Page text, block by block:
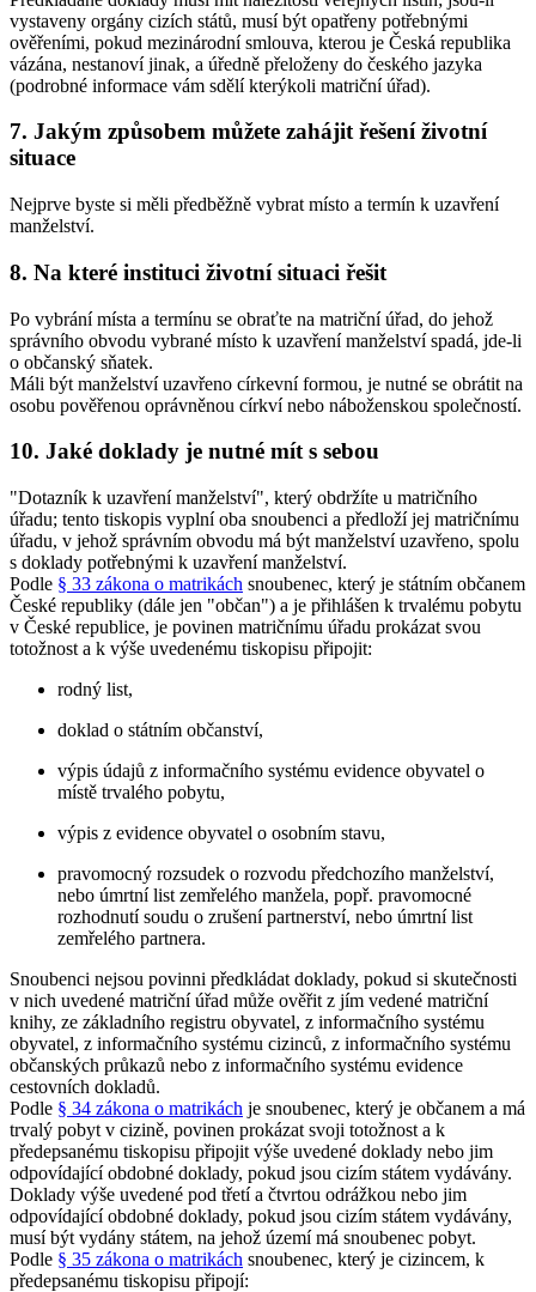
vystaveny orgány cizích států, musí být opatřeny potřebnými
ověřeními, pokud mezinárodní smlouva, kterou je Česká republika
vázána, nestanoví jinak, a úředně přeloženy do českého jazyka
(podrobné informace vám sdělí kterýkoli matriční úřad).
7. Jakým způsobem můžete zahájit řešení životní
situace
Nejprve byste si měli předběžně vybrat místo a termín k uzavření
manželství.
8. Na které instituci životní situaci řešit
Po vybrání místa a termínu se obraťte na matriční úřad, do jehož
správního obvodu vybrané místo k uzavření manželství spadá, jde-li
o občanský sňatek.
Máli být manželství uzavřeno církevní formou, je nutné se obrátit na
osobu pověřenou oprávněnou církví nebo náboženskou společností.
10. Jaké doklady je nutné mít s sebou
"Dotazník k uzavření manželství", který obdržíte u matričního
úřadu; tento tiskopis vyplní oba snoubenci a předloží jej matričnímu
úřadu, v jehož správním obvodu má být manželství uzavřeno, spolu
s doklady potřebnými k uzavření manželství.
Podle § 33 zákona o matrikách snoubenec, který je státním občanem
České republiky (dále jen "občan") a je přihlášen k trvalému pobytu
v České republice, je povinen matričnímu úřadu prokázat svou
totožnost a k výše uvedenému tiskopisu připojit:
rodný list,
doklad o státním občanství,
výpis údajů z informačního systému evidence obyvatel o
místě trvalého pobytu,
výpis z evidence obyvatel o osobním stavu,
pravomocný rozsudek o rozvodu předchozího manželství,
nebo úmrtní list zemřelého manžela, popř. pravomocné
rozhodnutí soudu o zrušení partnerství, nebo úmrtní list
zemřelého partnera.
Snoubenci nejsou povinni předkládat doklady, pokud si skutečnosti
v nich uvedené matriční úřad může ověřit z jím vedené matriční
knihy, ze základního registru obyvatel, z informačního systému
obyvatel, z informačního systému cizinců, z informačního systému
občanských průkazů nebo z informačního systému evidence
cestovních dokladů.
Podle § 34 zákona o matrikách je snoubenec, který je občanem a má
trvalý pobyt v cizině, povinen prokázat svoji totožnost a k
předepsanému tiskopisu připojit výše uvedené doklady nebo jim
odpovídající obdobné doklady, pokud jsou cizím státem vydávány.
Doklady výše uvedené pod třetí a čtvrtou odrážkou nebo jim
odpovídající obdobné doklady, pokud jsou cizím státem vydávány,
musí být vydány státem, na jehož území má snoubenec pobyt.
Podle § 35 zákona o matrikách snoubenec, který je cizincem, k
předepsanému tiskopisu připojí: